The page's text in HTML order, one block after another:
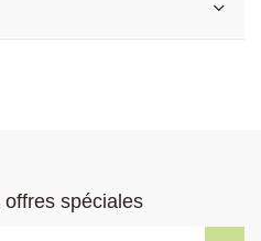
spéciales